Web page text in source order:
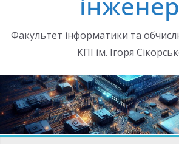
Факультет інформатики та
КПІ ім. Ігоря